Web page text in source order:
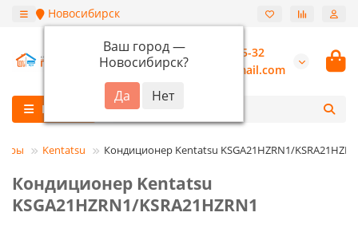
Новосибирск
Ваш город —
Новосибирск?
+7 (913) 987-55-32
burannsk@gmail.com
Каталог
Kentatsu Кондиционер Kentatsu KSGA21HZRN1/
Кондиционер Kentatsu
KSGA21HZRN1/KSRA21HZRN1